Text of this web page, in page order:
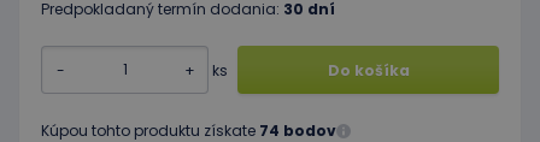
Predpokladaný termín dodania: 30 dní
- + ks Do košíka
Kúpou tohto produktu získate 74 bodov